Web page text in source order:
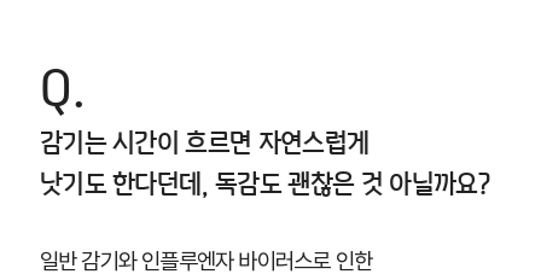
Q.
감기는 시간이 흐르면 자연스럽게
낫기도 한다던데, 독감도 괜찮은 것 아닐까요?
일반 감기와 인플루엔자 바이러스로 인한